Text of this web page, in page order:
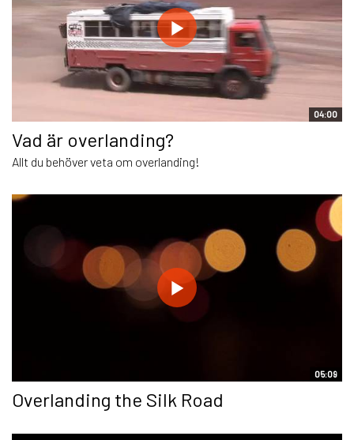
04:00
Vad är overlanding?
Allt du behöver veta om overlanding!
05:09
Overlanding the Silk Road